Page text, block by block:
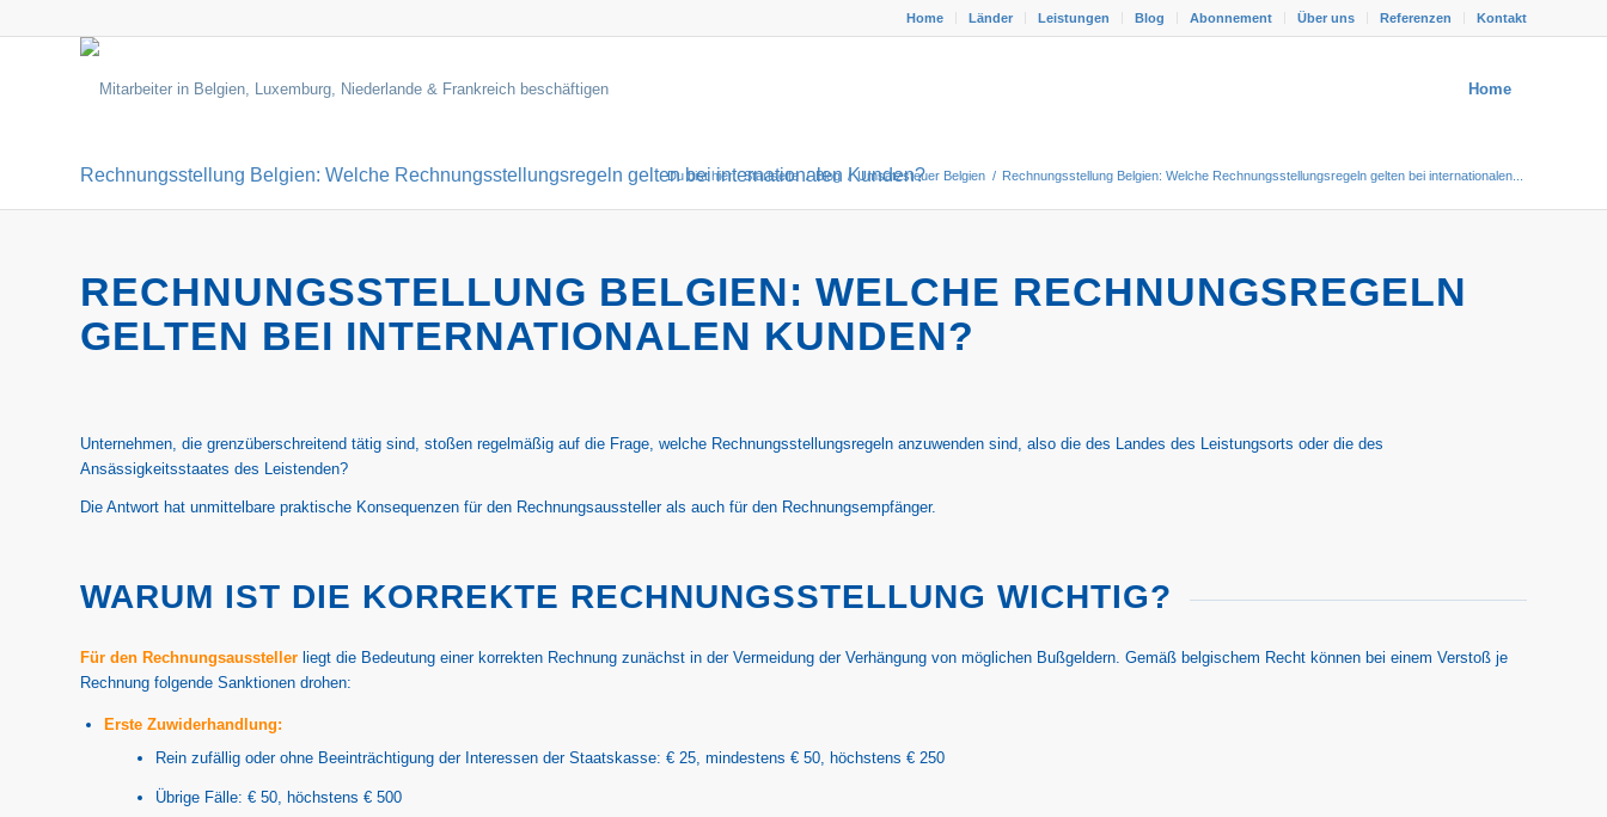
Home Länder Leistungen Blog Abonnement Über uns Referenzen Kontakt
Home
Rechnungsstellung Belgien: Welche Rechnungsstellungsregeln gelten bei internationalen Kunden?
Du bist hier: Startseite / Blog / Umsatzsteuer Belgien / Rechnungsstellung Belgien: Welche Rechnungsstellungsregeln gelten bei internationalen...
RECHNUNGSSTELLUNG BELGIEN: WELCHE RECHNUNGSREGELN
GELTEN BEI INTERNATIONALEN KUNDEN?
Unternehmen, die grenzüberschreitend tätig sind, stoßen regelmäßig auf die Frage, welche Rechnungsstellungsregeln anzuwenden sind, also die des Landes des Leistungsorts oder die des
Ansässigkeitsstaates des Leistenden?
Die Antwort hat unmittelbare praktische Konsequenzen für den Rechnungsaussteller als auch für den Rechnungsempfänger.
WARUM IST DIE KORREKTE RECHNUNGSSTELLUNG WICHTIG?
Für den Rechnungsaussteller liegt die Bedeutung einer korrekten Rechnung zunächst in der Vermeidung der Verhängung von möglichen Bußgeldern. Gemäß belgischem Recht können bei einem Verstoß je
Rechnung folgende Sanktionen drohen:
Erste Zuwiderhandlung:
Rein zufällig oder ohne Beeinträchtigung der Interessen der Staatskasse: € 25, mindestens € 50, höchstens € 250
Übrige Fälle: € 50, höchstens € 500